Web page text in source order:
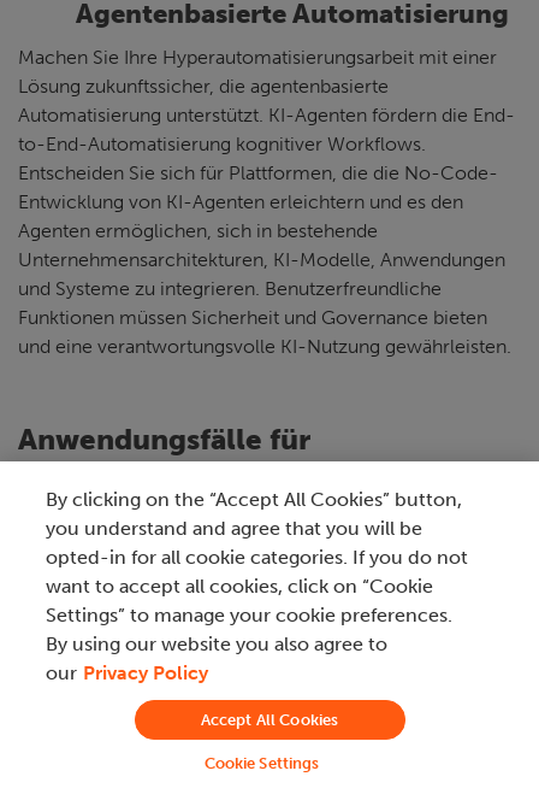
Agentenbasierte Automatisierung
Machen Sie Ihre Hyperautomatisierungsarbeit mit einer
Lösung zukunftssicher, die agentenbasierte
Automatisierung unterstützt. KI-Agenten fördern die End-
to-End-Automatisierung kognitiver Workflows.
Entscheiden Sie sich für Plattformen, die die No-Code-
Entwicklung von KI-Agenten erleichtern und es den
Agenten ermöglichen, sich in bestehende
Unternehmensarchitekturen, KI-Modelle, Anwendungen
und Systeme zu integrieren. Benutzerfreundliche
Funktionen müssen Sicherheit und Governance bieten
und eine verantwortungsvolle KI-Nutzung gewährleisten.
Anwendungsfälle für
von Branchen und Teams
Praktisch bedeutet Hyperautomatisierung die
Anwendung mehrerer Technologien, Tools und
Plattformen mit dem gemeinsamen Ziel, jede
Aufgabe und jeden Prozess zu automatisieren,
der automatisiert werden kann – sowohl auf
breiter Ebene über alle Unternehmensfunktionen
hinweg als auch ganzheitlich, indem
Geschäftsabläufe von Anfang bis Ende
By clicking on the “Accept All Cookies” button,
you understand and agree that you will be
opted-in for all cookie categories. If you do not
want to accept all cookies, click on “Cookie
Settings” to manage your cookie preferences.
By using our website you also agree to
our Privacy Policy
Cookie Settings
Accept All Cookies